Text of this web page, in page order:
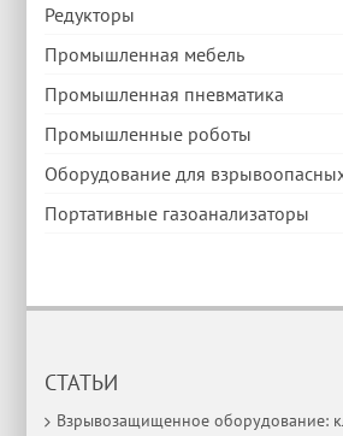
Редукторы
Промышленная мебель
Промышленная пневматика
Промышленные роботы
Оборудование для
Портативные газоанализаторы
СТАТЬИ
Взрывозащищенное оборудование: